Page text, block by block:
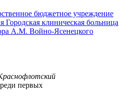
бюджетное учреждение
Городская клиническая больница
А.М. Войно-Ясенецкого
первых